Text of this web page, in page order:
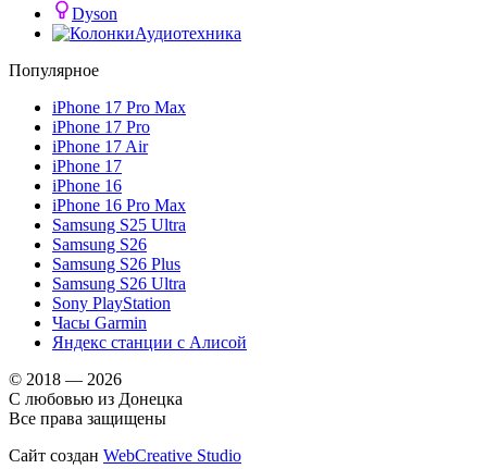
Dyson
Аудиотехника
Популярное
iPhone 17 Pro Max
iPhone 17 Pro
iPhone 17 Air
iPhone 17
iPhone 16
iPhone 16 Pro Max
Samsung S25 Ultra
Samsung S26
Samsung S26 Plus
Samsung S26 Ultra
Sony PlayStation
Часы Garmin
Яндекс станции с Алисой
© 2018 — 2026
С любовью из Донецка
Все права защищены
Сайт создан WebCreative Studio